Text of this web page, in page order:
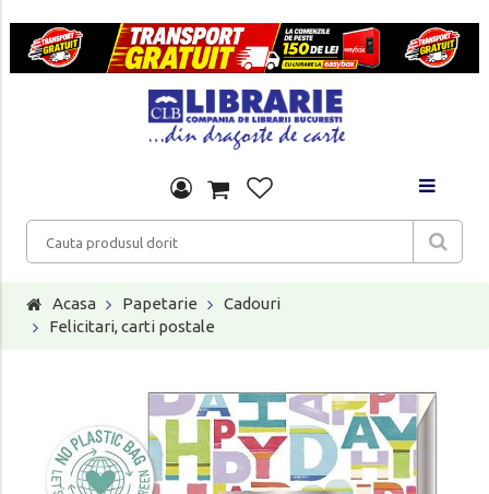
Acasa Papetarie
Cadouri
Felicitari, carti postale